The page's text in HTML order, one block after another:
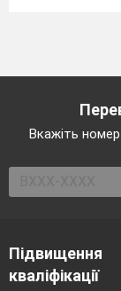
Вкажіть
Підвищення
кваліфікації